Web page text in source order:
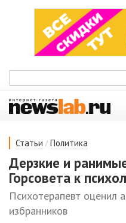
Статьи / Политика
Дерзкие и
Горсовета к
Психотерапевт оценил
избранников